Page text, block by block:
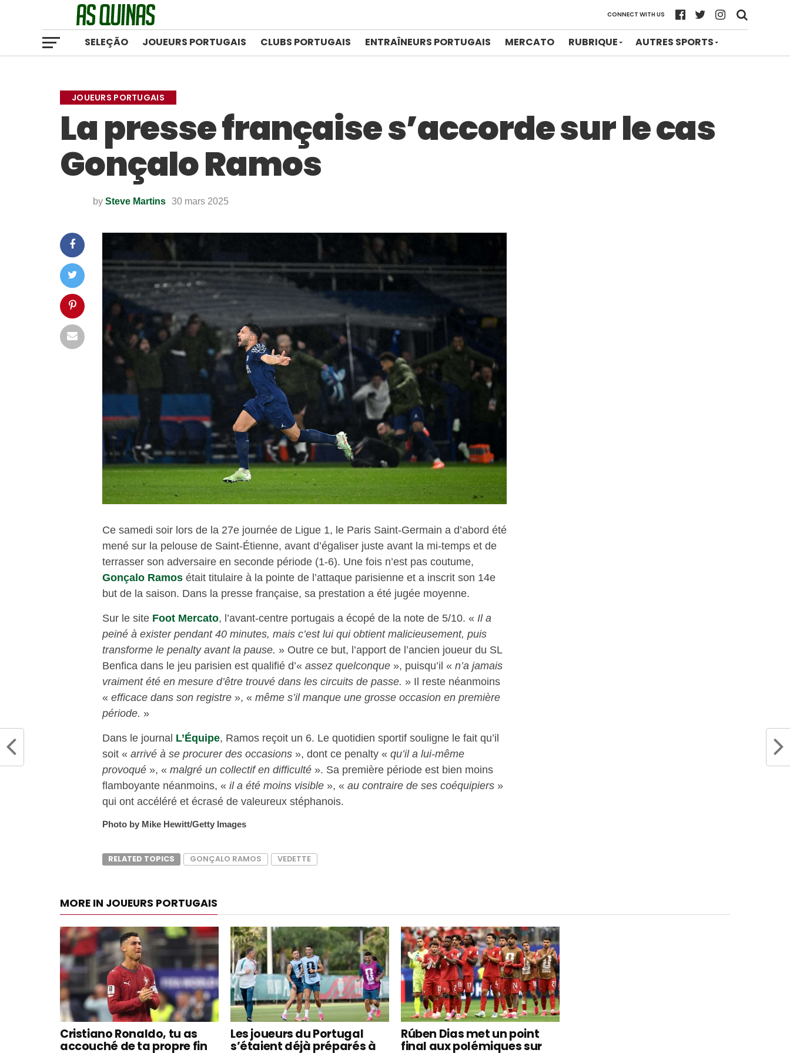
CONNECT WITH US
SELEÇÃO JOUEURS PORTUGAIS CLUBS PORTUGAIS ENTRAÎNEURS PORTUGAIS MERCATO RUBRIQUE AUTRES SPORTS
JOUEURS PORTUGAIS
La presse française s’accorde sur le cas
Gonçalo Ramos
by Steve Martins 30 mars 2025
Ce samedi soir lors de la 27e journée de Ligue 1, le Paris Saint-Germain a d’abord été
mené sur la pelouse de Saint-Étienne, avant d’égaliser juste avant la mi-temps et de
terrasser son adversaire en seconde période (1-6). Une fois n’est pas coutume,
Gonçalo Ramos était titulaire à la pointe de l’attaque parisienne et a inscrit son 14e
but de la saison. Dans la presse française, sa prestation a été jugée moyenne.
Sur le site Foot Mercato, l’avant-centre portugais a écopé de la note de 5/10. « Il a
peiné à exister pendant 40 minutes, mais c’est lui qui obtient malicieusement, puis
transforme le penalty avant la pause. » Outre ce but, l’apport de l’ancien joueur du SL
Benfica dans le jeu parisien est qualifié d’« assez quelconque », puisqu’il « n’a jamais
vraiment été en mesure d’être trouvé dans les circuits de passe. » Il reste néanmoins
« efficace dans son registre », « même s’il manque une grosse occasion en première
période. »
Dans le journal L’Équipe, Ramos reçoit un 6. Le quotidien sportif souligne le fait qu’il
soit « arrivé à se procurer des occasions », dont ce penalty « qu’il a lui-même
provoqué », « malgré un collectif en difficulté ». Sa première période est bien moins
flamboyante néanmoins, « il a été moins visible », « au contraire de ses coéquipiers »
qui ont accéléré et écrasé de valeureux stéphanois.
Photo by Mike Hewitt/Getty Images
RELATED TOPICS GONÇALO RAMOS VEDETTE
MORE IN JOUEURS PORTUGAIS
Cristiano Ronaldo, tu as
accouché de ta propre fin
Les joueurs du Portugal
s’étaient déjà préparés à
Rúben Dias met un point
final aux polémiques sur